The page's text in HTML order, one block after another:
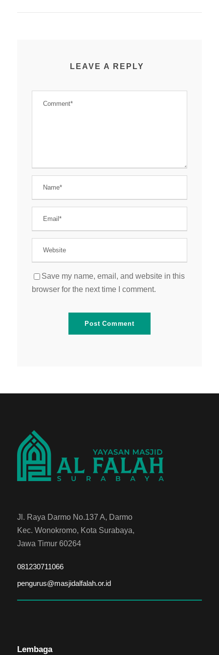
LEAVE A REPLY
Save my name, email, and website in this
browser for the next time I comment.
Jl. Raya Darmo No.137 A, Darmo
Kec. Wonokromo, Kota Surabaya,
Jawa Timur 60264
081230711066
pengurus@masjidalfalah.or.id
Lembaga